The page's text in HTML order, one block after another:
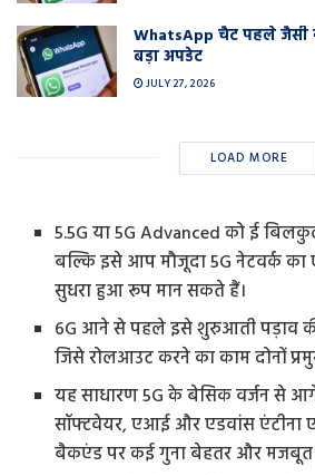
WhatsApp चैट पहले जैसी
बड़ा अपडेट
JULY 27, 2026
LOAD MORE
5.5G या 5G Advanced को ई
बल्कि इसे आप मौजूदा 5G नेटवर्क
सुधरा हुआ रूप मान सकते हैं।
6G आने से पहले इसे शुरुआती पड़ाव की
जिसे रोलआउट करने का काम दोनों
यह साधारण 5G के बेसिक वर्जन से
सॉफ्टवेयर, एआई और एडवांस एंटीना
बैकएंड पर कई गुना बेहतर और मजबूत